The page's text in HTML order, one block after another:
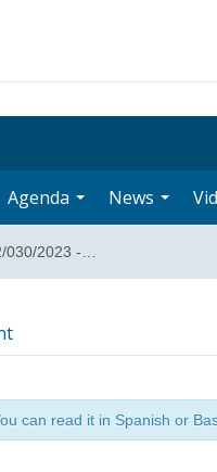
Agenda News
030/2023 -…
can read it in Spanish or